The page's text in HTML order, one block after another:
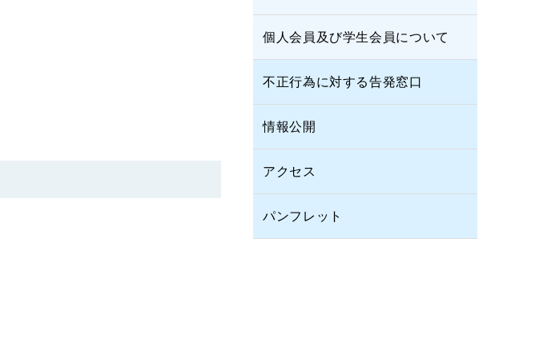
個人会員及び学生会員について
不正行為に対する告発窓口
情報公開
アクセス
パンフレット